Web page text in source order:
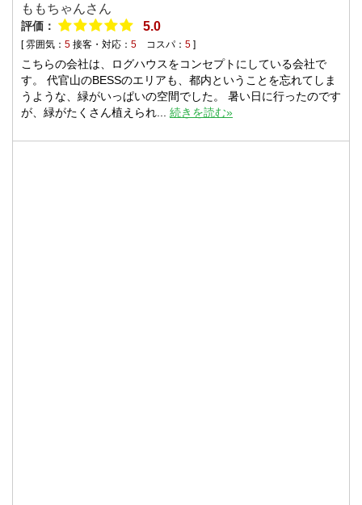
ももちゃんさん
評価： 5.0
[ 雰囲気： 5 接客・対応： 5 コスパ： 5 ]
こちらの会社は、ログハウスをコンセプトにしている会社で
す。 代官山のBESSのエリアも、都内ということを忘れてしま
うような、緑がいっぱいの空間でした。 暑い日に行ったのです
が、緑がたくさん植えられ... 続きを読む»